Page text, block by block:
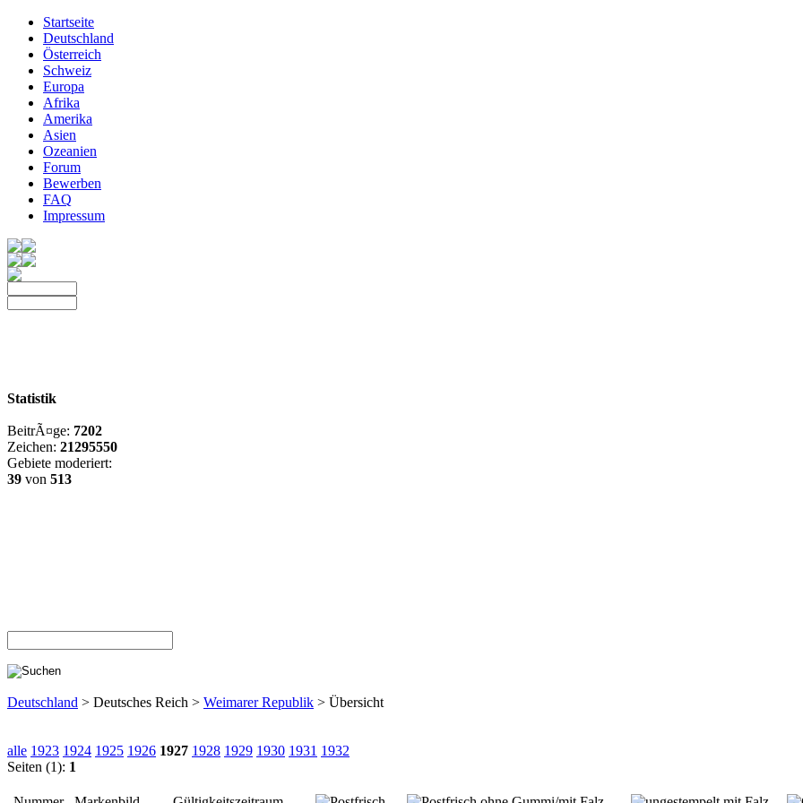
Startseite
Deutschland
Österreich
Schweiz
Europa
Afrika
Amerika
Asien
Ozeanien
Forum
Bewerben
FAQ
Impressum
Statistik
BeitrÃ¤ge: 7202
Zeichen: 21295550
Gebiete moderiert:
39 von 513
Deutschland > Deutsches Reich > Weimarer Republik > Übersicht
alle 1923 1924 1925 1926 1927 1928 1929 1930 1931 1932
Seiten (1): 1